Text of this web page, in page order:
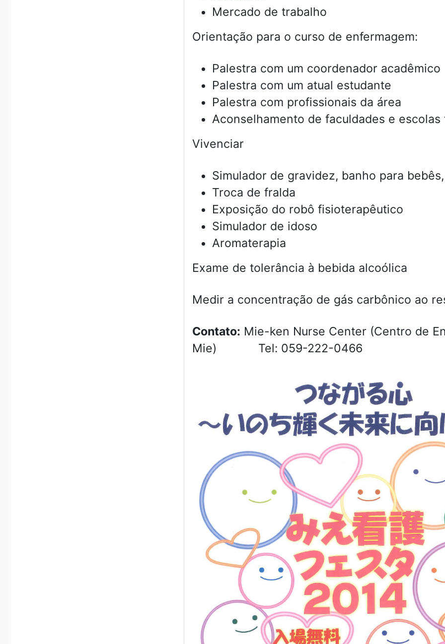
Mercado de trabalho
Orientação para o curso de enfermagem:
Palestra com um coordenador acadêmico
Palestra com um atual estudante
Palestra com profissionais da área
Aconselhamento de faculdades e
Vivenciar
Simulador de gravidez, banho para
Troca de fralda
Exposição do robô fisioterapêutico
Simulador de idoso
Aromaterapia
Exame de tolerância à bebida alcoólica
Medir a concentração de gás carbônico ao
Contato: Mie-ken Nurse Center (Centro de
Mie) Tel: 059-222-0466